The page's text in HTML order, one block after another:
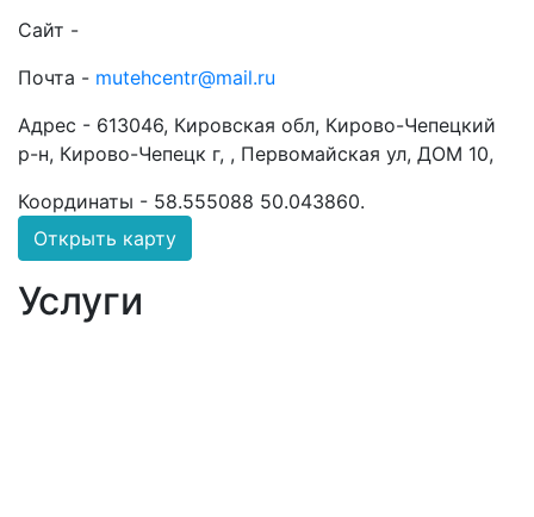
Сайт -
Почта - mutehcentr@mail.ru
Адрес - 613046, Кировская обл, Кирово-Чепецкий
р-н, Кирово-Чепецк г, , Первомайская ул, ДОМ 10,
Координаты - 58.555088 50.043860.
Открыть карту
Услуги